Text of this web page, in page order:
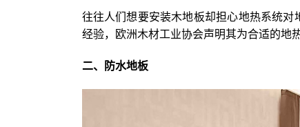
往往人们想要安装木地板却担心地热系统对
经验，欧洲木材工业协会声明其为合适的地
二、防水地板